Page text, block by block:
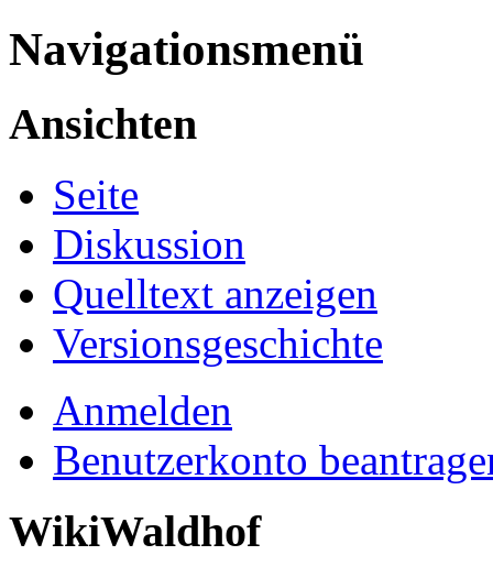
Navigationsmenü
Ansichten
Seite
Diskussion
Quelltext anzeigen
Versionsgeschichte
Anmelden
Benutzerkonto
WikiWaldhof